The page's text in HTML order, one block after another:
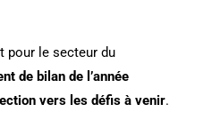
pour le secteur du
de bilan de l’année
vers les défis à venir.